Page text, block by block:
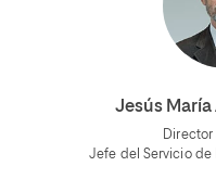
Jesús
Jefe del Servicio de